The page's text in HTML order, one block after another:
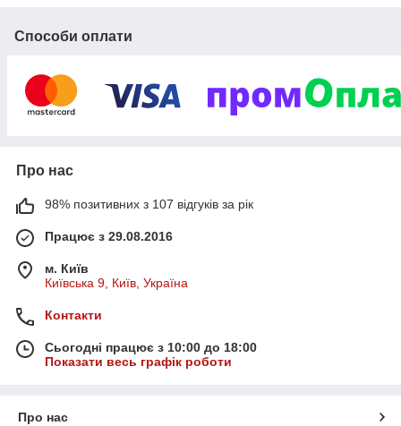
скейтборд, велосипеди, сноуборди,
спорттовари і дитяча продукція
каталозі. Всі товари в наявності, доставляємо по
Україні протягом1-2днів. Якість гарантуємо,
вас без вихідних, звертайтеся!
Хіти продажу за мінімальними цінами
Способи оплати
Про нас
98% позитивних з 107 відгуків за рік
Працює з 29.08.2016
м. Київ
Київська 9, Київ, Україна
Контакти
Сьогодні працює з 10:00 до 18:00
Показати весь графік роботи
Про нас